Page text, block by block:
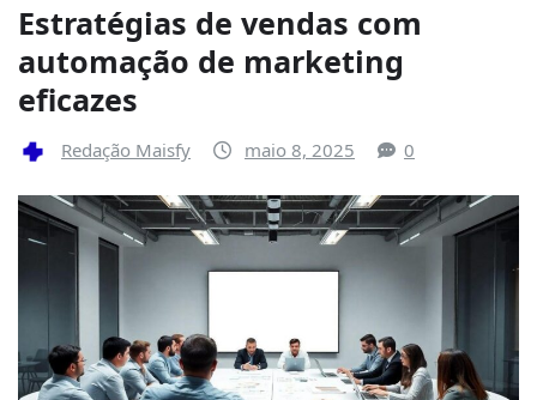
Estratégias de vendas com
automação de marketing
eficazes
Redação Maisfy maio 8, 2025 0